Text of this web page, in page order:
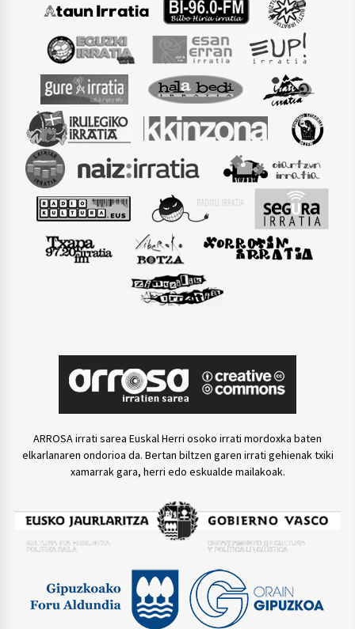
ARROSA irrati sarea Euskal Herri osoko irrati mordoxka baten
elkarlanaren ondorioa da. Bertan biltzen garen irrati gehienak txiki
xamarrak gara, herri edo eskualde mailakoak.